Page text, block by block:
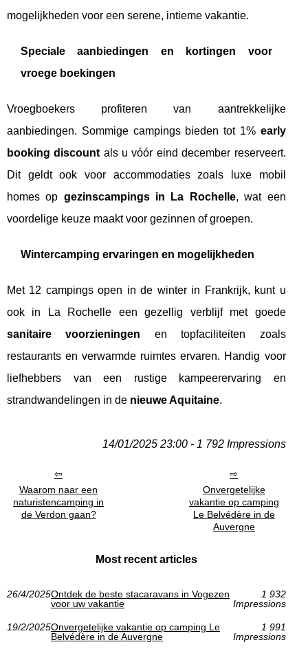
mogelijkheden voor een serene, intieme vakantie.
Speciale aanbiedingen en kortingen voor
vroege boekingen
Vroegboekers profiteren van aantrekkelijke
aanbiedingen. Sommige campings bieden tot 1% early
booking discount als u vóór eind december reserveert.
Dit geldt ook voor accommodaties zoals luxe mobil
homes op gezinscampings in La Rochelle, wat een
voordelige keuze maakt voor gezinnen of groepen.
Wintercamping ervaringen en mogelijkheden
Met 12 campings open in de winter in Frankrijk, kunt u
ook in La Rochelle een gezellig verblijf met goede
sanitaire voorzieningen en topfaciliteiten zoals
restaurants en verwarmde ruimtes ervaren. Handig voor
liefhebbers van een rustige kampeerervaring en
strandwandelingen in de nieuwe Aquitaine.
14/01/2025 23:00 - 1 792 Impressions
Waarom naar een
naturistencamping in
de Verdon gaan?
Onvergetelijke
vakantie op camping
Le Belvédère in de
Auvergne
Most recent articles
26/4/2025Ontdek de beste stacaravans in Vogezen
voor uw vakantie
1 932
Impressions
19/2/2025Onvergetelijke vakantie op camping Le
Belvédère in de Auvergne
1 991
Impressions